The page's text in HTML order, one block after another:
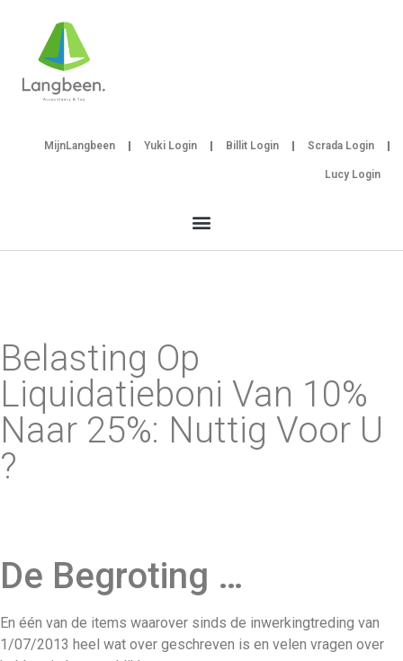
MijnLangbeen Yuki Login Billit Login Scrada Login
Lucy Login
Belasting Op
Liquidatieboni Van 10%
Naar 25%: Nuttig Voor U
?
De Begroting …
En één van de items waarover sinds de inwerkingtreding van
1/07/2013 heel wat over geschreven is en velen vragen over